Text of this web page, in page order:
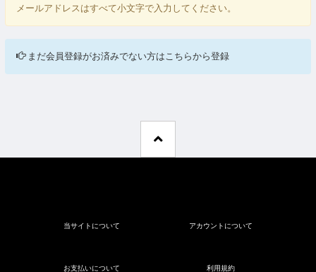
メールアドレスはすべて小文字で入力してください。
まだ会員登録がお済みでない方はこちらから登録
当サイトについて アカウントについて
お支払いについて 利用規約